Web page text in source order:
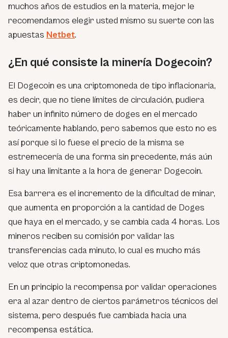
muchos años de estudios en la materia, mejor le
recomendamos elegir usted mismo su suerte con las
apuestas Netbet.
¿En qué consiste la minería Dogecoin?
El Dogecoin es una criptomoneda de tipo inflacionaria,
es decir, que no tiene límites de circulación, pudiera
haber un infinito número de doges en el mercado
teóricamente hablando, pero sabemos que esto no es
así porque si lo fuese el precio de la misma se
estremecería de una forma sin precedente, más aún
si hay una limitante a la hora de generar Dogecoin.
Esa barrera es el incremento de la dificultad de minar,
que aumenta en proporción a la cantidad de Doges
que haya en el mercado, y se cambia cada 4 horas. Los
mineros reciben su comisión por validar las
transferencias cada minuto, lo cual es mucho más
veloz que otras criptomonedas.
En un principio la recompensa por validar operaciones
era al azar dentro de ciertos parámetros técnicos del
sistema, pero después fue cambiada hacia una
recompensa estática.